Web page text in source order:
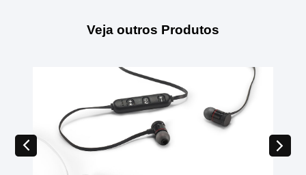
Veja outros Produtos